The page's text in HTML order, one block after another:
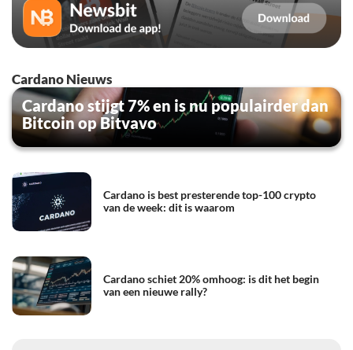
Cardano Nieuws
Cardano stijgt 7% en is nu populairder dan
Bitcoin op Bitvavo
Cardano is best presterende top-100 crypto
van de week: dit is waarom
Cardano schiet 20% omhoog: is dit het begin
van een nieuwe rally?